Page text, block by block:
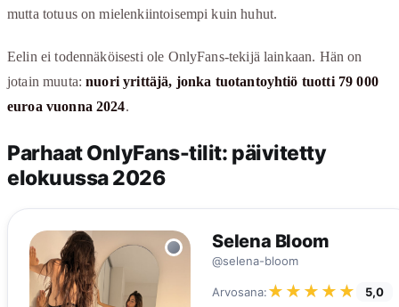
mutta totuus on mielenkiintoisempi kuin huhut.
Eelin ei todennäköisesti ole OnlyFans-tekijä lainkaan. Hän on
jotain muuta:nuori yrittäjä, jonka tuotantoyhtiö tuotti 79 000
euroa vuonna 2024.
Parhaat OnlyFans-tilit: päivitetty
elokuussa 2026
Selena Bloom
@selena-bloom
Arvosana:★★★★★
★★★★★ 5,0